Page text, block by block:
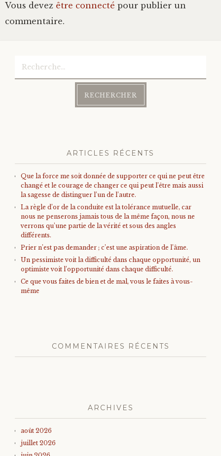
Vous devez être connecté pour publier un
commentaire.
ARTICLES RÉCENTS
Que la force me soit donnée de supporter ce qui ne peut être
changé et le courage de changer ce qui peut l’être mais aussi
la sagesse de distinguer l’un de l’autre.
La règle d’or de la conduite est la tolérance mutuelle, car
nous ne penserons jamais tous de la même façon, nous ne
verrons qu’une partie de la vérité et sous des angles
différents.
Prier n’est pas demander ; c’est une aspiration de l’âme.
Un pessimiste voit la difficulté dans chaque opportunité, un
optimiste voit l’opportunité dans chaque difficulté.
Ce que vous faites de bien et de mal, vous le faites à vous-
même
COMMENTAIRES RÉCENTS
ARCHIVES
août 2026
juillet 2026